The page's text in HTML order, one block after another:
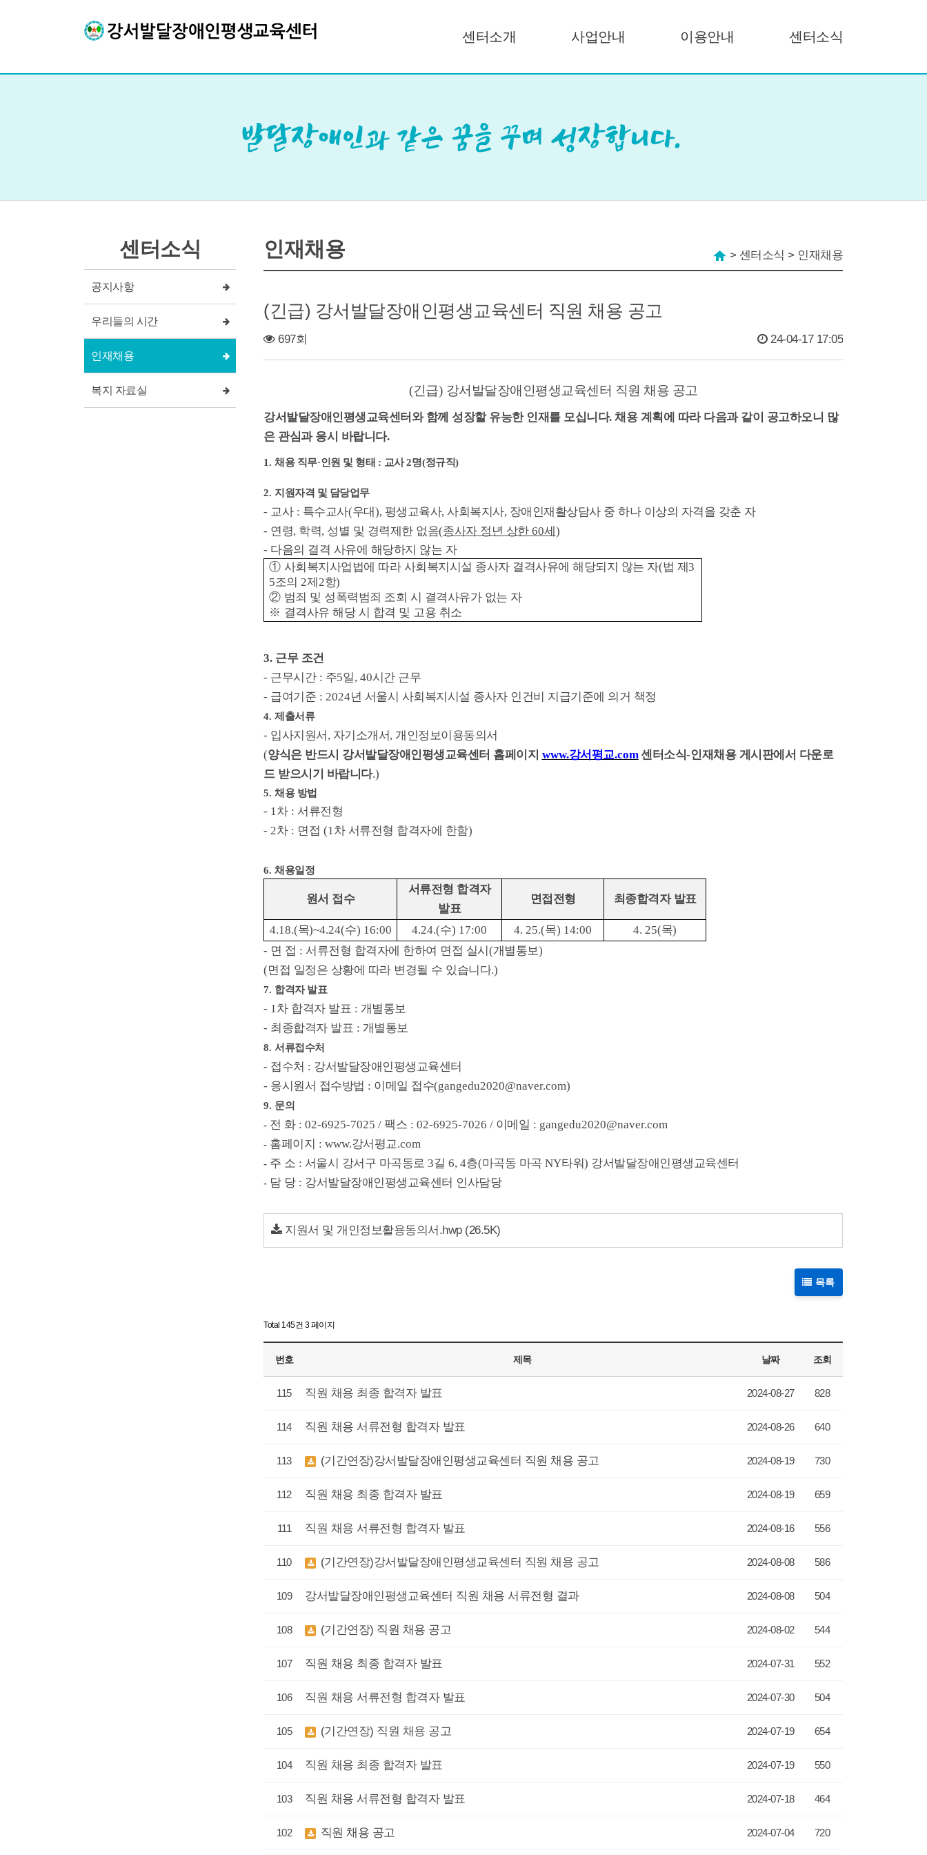
센터소개 사업안내 이용안내 센터소식
센터소식
공지사항
우리들의 시간
인재채용
복지 자료실
인재채용 > 센터소식 > 인재채용
(긴급) 강서발달장애인평생교육센터 직원 채용 공고
697회 24-04-17 17:05
(긴급) 강서발달장애인평생교육센터 직원 채용 공고
강서발달장애인평생교육센터와 함께 성장할 유능한 인재를 모십니다. 채용 계획에 따라 다음과 같이 공고하오니 많
은 관심과 응시 바랍니다.
1. 채용 직무·인원 및 형태 : 교사2명(정규직)
2. 지원자격 및 담당업무
- 교사 : 특수교사(우대), 평생교육사, 사회복지사, 장애인재활상담사 중 하나 이상의 자격을 갖춘 자
- 연령, 학력, 성별 및 경력제한 없음(종사자 정년 상한 60세)
- 다음의 결격 사유에 해당하지 않는 자
① 사회복지사업법에 따라 사회복지시설 종사자 결격사유에 해당되지 않는 자(법 제3
5조의2제2항)
② 범죄 및 성폭력범죄 조회 시 결격사유가 없는 자
※ 결격사유 해당 시 합격 및 고용 취소
3. 근무 조건
- 근무시간 : 주5일, 40시간 근무
- 급여기준 : 2024년 서울시 사회복지시설 종사자 인건비 지급기준에 의거 책정
4. 제출서류
- 입사지원서 , 자기소개서, 개인정보이용동의서
(양식은 반드시 강서발달장애인평생교육센터 홈페이지 www.강서평교.com센터소식-인재채용 게시판에서 다운로
드 받으시기 바랍니다.)
5. 채용 방법
- 1차 : 서류전형
- 2차 : 면접 (1차 서류전형 합격자에 한함)
6. 채용일정
원서 접수
서류전형 합격자
발표
면접전형 최종합격자 발표
4.18.(목)~4.24(수) 16:00 4.24.(수) 17:00 4. 25.(목) 14:00 4. 25(목)
- 면 접 : 서류전형 합격자에 한하여 면접 실시(개별통보)
(면접 일정은 상황에 따라 변경될 수 있습니다.)
7. 합격자 발표
- 1차 합격자 발표 : 개별통보
- 최종합격자 발표 : 개별통보
8. 서류접수처
- 접수처 : 강서발달장애인평생교육센터
- 응시원서 접수방법 : 이메일 접수(gangedu2020@naver.com)
9. 문의
- 전 화 : 02-6925-7025 / 팩스 : 02-6925-7026 / 이메일 : gangedu2020@naver.com
- 홈페이지 : www.강서평교.com
- 주 소 : 서울시 강서구 마곡동로 3길 6, 4층(마곡동 마곡 NY타워) 강서발달장애인평생교육센터
- 담 당 : 강서발달장애인평생교육센터 인사담당
지원서 및 개인정보활용동의서.hwp(26.5K)
목록
Total 145건 3 페이지
번호 제목 날짜 조회
115 직원 채용 최종 합격자 발표 2024-08-27 828
114 직원 채용 서류전형 합격자 발표 2024-08-26 640
113 (기간연장)강서발달장애인평생교육센터 직원 채용 공고 2024-08-19 730
112 직원 채용 최종 합격자 발표 2024-08-19 659
111 직원 채용 서류전형 합격자 발표 2024-08-16 556
110 (기간연장)강서발달장애인평생교육센터 직원 채용 공고 2024-08-08 586
109 강서발달장애인평생교육센터 직원 채용 서류전형 결과 2024-08-08 504
108 (기간연장) 직원 채용 공고 2024-08-02 544
107 직원 채용 최종 합격자 발표 2024-07-31 552
106 직원 채용 서류전형 합격자 발표 2024-07-30 504
105 (기간연장) 직원 채용 공고 2024-07-19 654
104 직원 채용 최종 합격자 발표 2024-07-19 550
103 직원 채용 서류전형 합격자 발표 2024-07-18 464
102 직원 채용 공고 2024-07-04 720